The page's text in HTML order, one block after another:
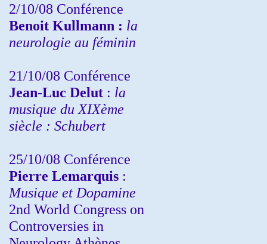
2/10/08 Conférence
Benoit Kullmann : la
neurologie au féminin
21/10/08 Conférence
Jean-Luc Delut : la
musique du XIXème
siècle : Schubert
25/10/08 Conférence
Pierre Lemarquis :
Musique et Dopamine
2nd World Congress on
Controversies in